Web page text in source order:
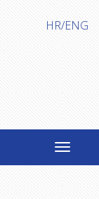
HR/ENG